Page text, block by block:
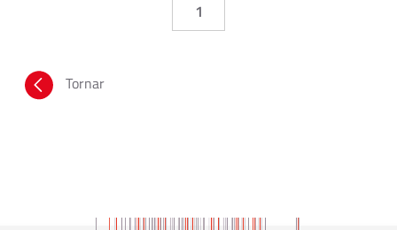
1
Tornar